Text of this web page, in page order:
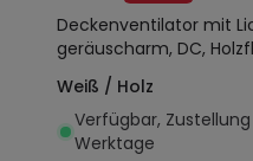
Deckenventilator mit
geräuscharm, DC,
Weiß / Holz
Verfügbar,
Werktage